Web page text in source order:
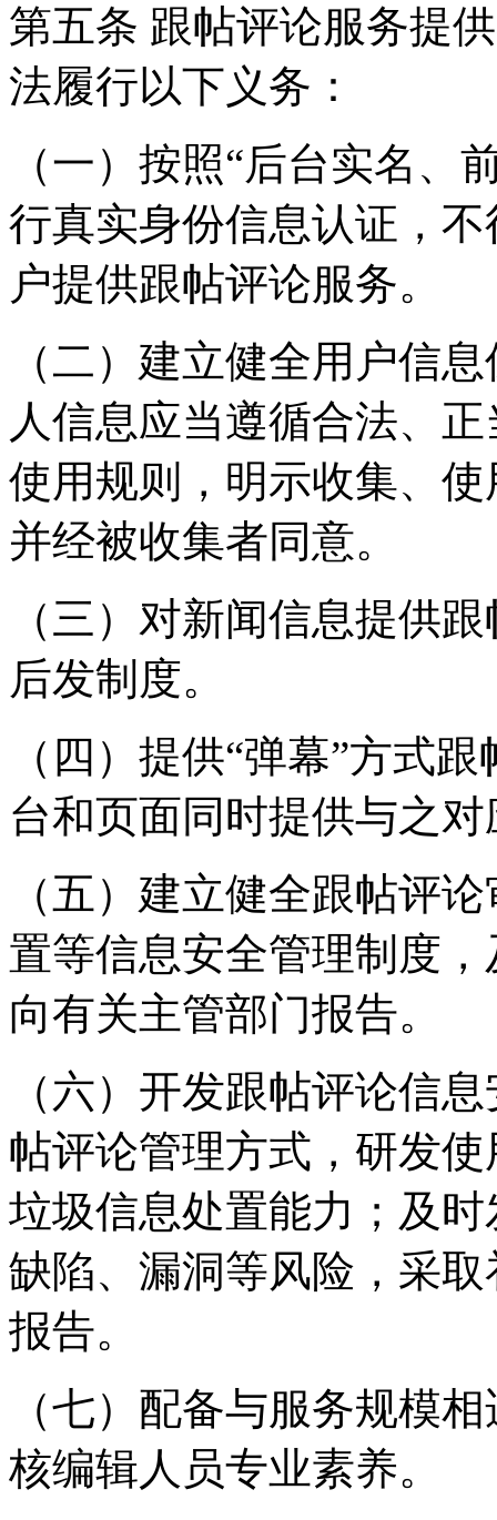
第五条 跟帖评论服务提
法履行以下义务：
（一）按照“后台实名、
行真实身份信息认证，
户提供跟帖评论服务。
（二）建立健全用户信
人信息应当遵循合法、
使用规则，明示收集、
并经被收集者同意。
（三）对新闻信息提供
后发制度。
（四）提供“弹幕”方式
台和页面同时提供与之
（五）建立健全跟帖评
置等信息安全管理制度
向有关主管部门报告。
（六）开发跟帖评论信
帖评论管理方式，研发
垃圾信息处置能力；及
缺陷、漏洞等风险，采
报告。
（七）配备与服务规模
核编辑人员专业素养。